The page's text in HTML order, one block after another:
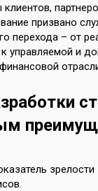
призвано
перехода – от
управляемой и